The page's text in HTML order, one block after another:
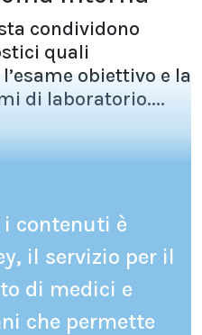
condividono
quali
obiettivo e la
di laboratorio....
i contenuti è
il servizio per il
di medici e
che permette